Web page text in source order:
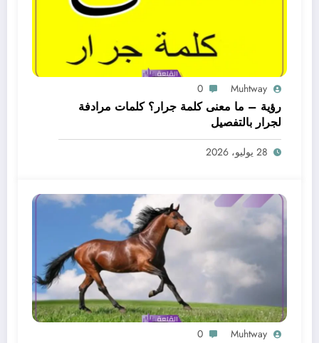
Muhtway
0
رؤية – ما معنى كلمة جرار؟ كلمات مرادفة
لجرار بالتفصيل
28 يوليو، 2026
Muhtway
0